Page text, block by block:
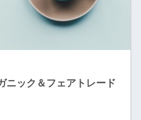
ニック＆フェアトレード